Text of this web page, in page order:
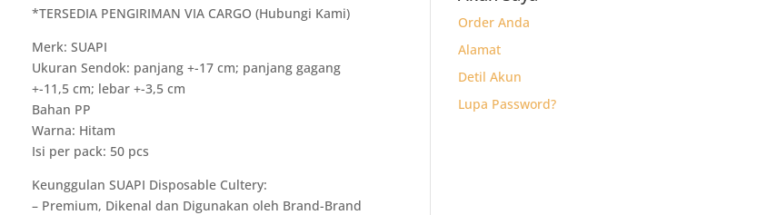
*TERSEDIA PENGIRIMAN VIA CARGO (Hubungi Kami)
Merk: SUAPI
Ukuran Sendok: panjang +-17 cm; panjang gagang
+-11,5 cm; lebar +-3,5 cm
Bahan PP
Warna: Hitam
Isi per pack: 50 pcs
Keunggulan SUAPI Disposable Cultery:
– Premium, Dikenal dan Digunakan oleh Brand-Brand
Order Anda
Alamat
Detil Akun
Lupa Password?